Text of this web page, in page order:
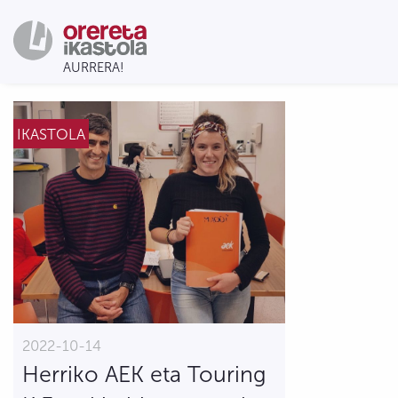
IKASTOLA
2022-10-14
Herriko AEK eta Touring